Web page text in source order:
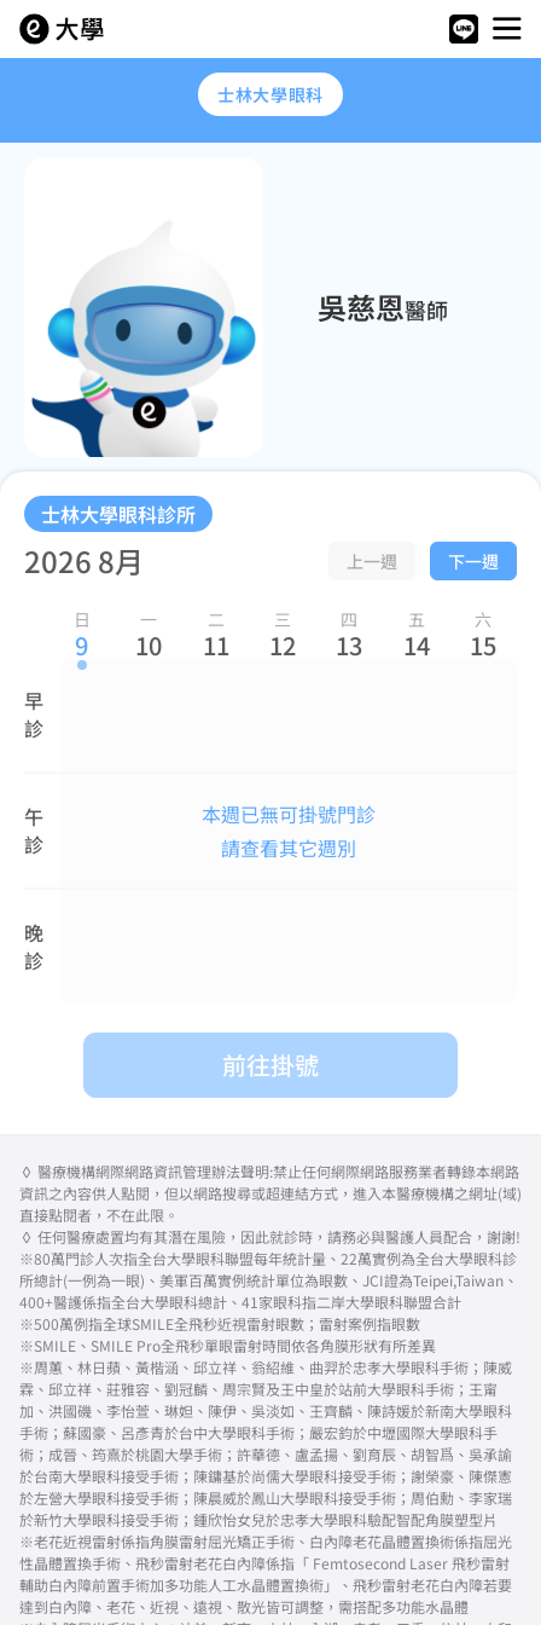
吳慈恩醫師
士林大學眼科診所
2026 8月 上一週 下一週
日 一 二 三 四 五 六
9 10 11 12 13 14 15
早
診
午
診
晚
診
本週已無可掛號門診
請查看其它週別
前往掛號
士林大學眼科
◊ 醫療機構網際網路資訊管理辦法聲明:禁止任何網際網路服務業者轉錄本網路
資訊之內容供人點閱，但以網路搜尋或超連結方式，進入本醫療機構之網址(域)
直接點閱者，不在此限。
◊ 任何醫療處置均有其潛在風險，因此就診時，請務必與醫護人員配合，謝謝!
※80萬門診人次指全台大學眼科聯盟每年統計量、22萬實例為全台大學眼科診
所總計(一例為一眼)、美軍百萬實例統計單位為眼數、JCI證為Teipei,Taiwan、
400+醫護係指全台大學眼科總計、41家眼科指二岸大學眼科聯盟合計
※500萬例指全球SMILE全飛秒近視雷射眼數；雷射案例指眼數
※SMILE、SMILE Pro全飛秒單眼雷射時間依各角膜形狀有所差異
※周蕙、林日蘋、黃楷涵、邱立祥、翁紹維、曲羿於忠孝大學眼科手術；陳威
霖、邱立祥、莊雅容、劉冠麟、周宗賢及王中皇於站前大學眼科手術；王甯
加、洪國磯、李怡萱、琳妲、陳伊、吳淡如、王齊麟、陳詩媛於新南大學眼科
手術；蘇國豪、呂彥青於台中大學眼科手術；嚴宏鈞於中壢國際大學眼科手
術；成晉、筠熹於桃園大學手術；許華德、盧孟揚、劉育辰、胡智爲、吳承諭
於台南大學眼科接受手術；陳鏞基於尚儒大學眼科接受手術；謝榮豪、陳傑憲
於左營大學眼科接受手術；陳晨威於鳳山大學眼科接受手術；周伯勳、李家瑞
於新竹大學眼科接受手術；鍾欣怡女兒於忠孝大學眼科驗配智配角膜塑型片
※老花近視雷射係指角膜雷射屈光矯正手術、白內障老花晶體置換術係指屈光
性晶體置換手術、飛秒雷射老花白內障係指「 Femtosecond Laser 飛秒雷射
輔助白內障前置手術加多功能人工水晶體置換術」、飛秒雷射老花白內障若要
達到白內障、老花、近視、遠視、散光皆可調整，需搭配多功能水晶體